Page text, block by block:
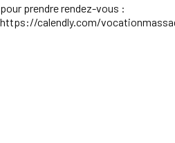
pour prendre rendez-vous :
https://calendly.com/